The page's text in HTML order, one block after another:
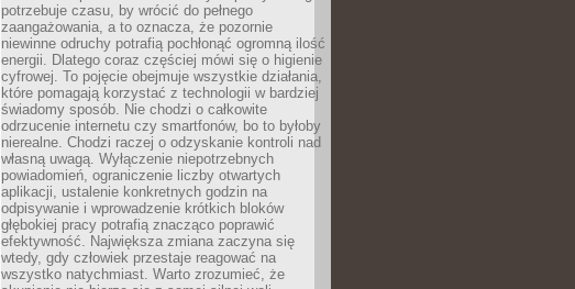
potrzebuje czasu, by wrócić do pełnego
zaangażowania, a to oznacza, że pozornie
niewinne odruchy potrafią pochłonąć ogromną ilość
energii. Dlatego coraz częściej mówi się o higienie
cyfrowej. To pojęcie obejmuje wszystkie działania,
które pomagają korzystać z technologii w bardziej
świadomy sposób. Nie chodzi o całkowite
odrzucenie internetu czy smartfonów, bo to byłoby
nierealne. Chodzi raczej o odzyskanie kontroli nad
własną uwagą. Wyłączenie niepotrzebnych
powiadomień, ograniczenie liczby otwartych
aplikacji, ustalenie konkretnych godzin na
odpisywanie i wprowadzenie krótkich bloków
głębokiej pracy potrafią znacząco poprawić
efektywność. Największa zmiana zaczyna się
wtedy, gdy człowiek przestaje reagować na
wszystko natychmiast. Warto zrozumieć, że